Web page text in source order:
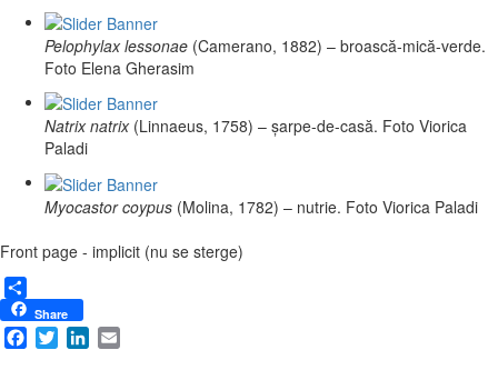
Pelophylax lessonae (Camerano, 1882) – broască-mică-verde.
Foto Elena Gherasim
Natrix natrix (Linnaeus, 1758) – șarpe-de-casă. Foto Viorica
Paladi
Myocastor coypus (Molina, 1782) – nutrie. Foto Viorica Paladi
Front page - implicit (nu se sterge)
Share
Facebook
TwitterLinkedIn